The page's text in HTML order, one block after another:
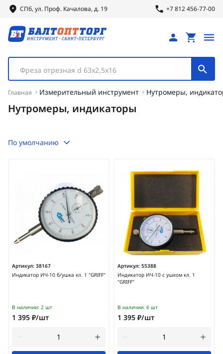
СПб, ул. Проф. Качалова, д. 19 +7 812 456-77-00
Фреза отрезная d 63х2,5х16
Главная Измерительный инструмент Нутромеры,
Нутромеры, индикаторы
По умолчанию
Артикул: 38167
Индикатор ИЧ-10 б/ушка кл. 1 "GRIFF"
В наличии: 2 шт
1 395 ₽/шт
Артикул: 55388
Индикатор ИЧ-10 с ушком кл. 1
"GRIFF"
В наличии: 6 шт
1 395 ₽/шт